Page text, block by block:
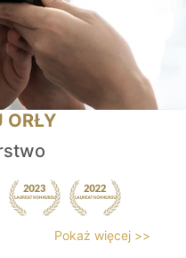
ORŁY
Pokaż więcej >>